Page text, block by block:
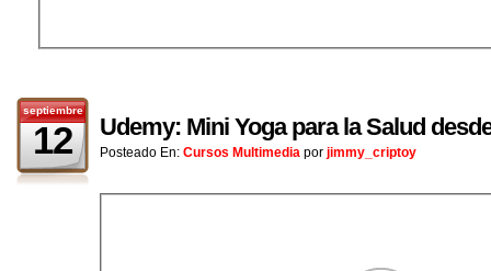
septiembre
12 Udemy: Mini Yoga para la Salud
Posteado En: Cursos Multimedia por jimmy_criptoy